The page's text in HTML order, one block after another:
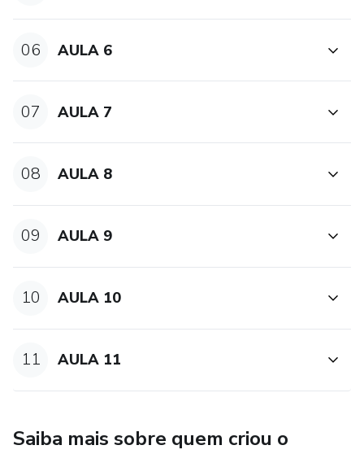
06 AULA 6
07 AULA 7
08 AULA 8
09 AULA 9
10 AULA 10
11 AULA 11
Saiba mais sobre quem criou o